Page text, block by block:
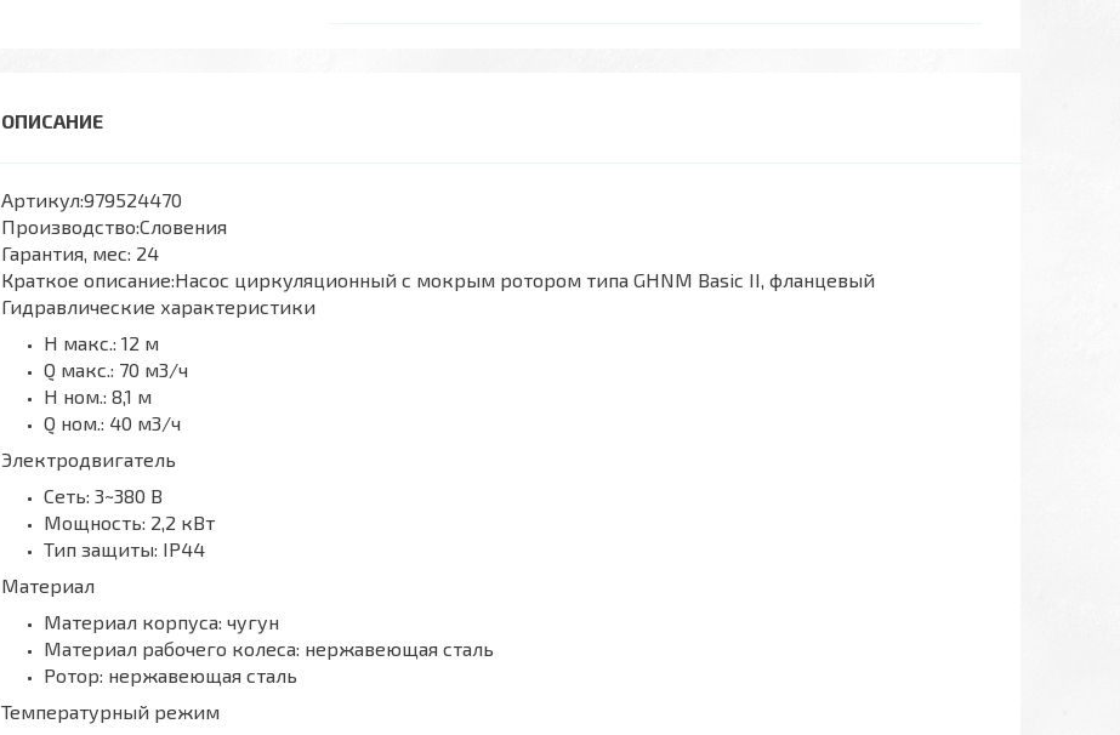
Артикул:979524470
Производство:Словения
Гарантия, мес: 24
Краткое описание:Насос циркуляционный с мокрым ротором типа GHNM Basic II, фланцевый
Гидравлические характеристики
H макс.: 12 м
Q макс.: 70 м3/ч
H ном.: 8,1 м
Q ном.: 40 м3/ч
Электродвигатель
Сеть: 3~380 В
Мощность: 2,2 кВт
Тип защиты: IP44
Материал
Материал корпуса: чугун
Материал рабочего колеса: нержавеющая сталь
Ротор: нержавеющая сталь
Температурный режим